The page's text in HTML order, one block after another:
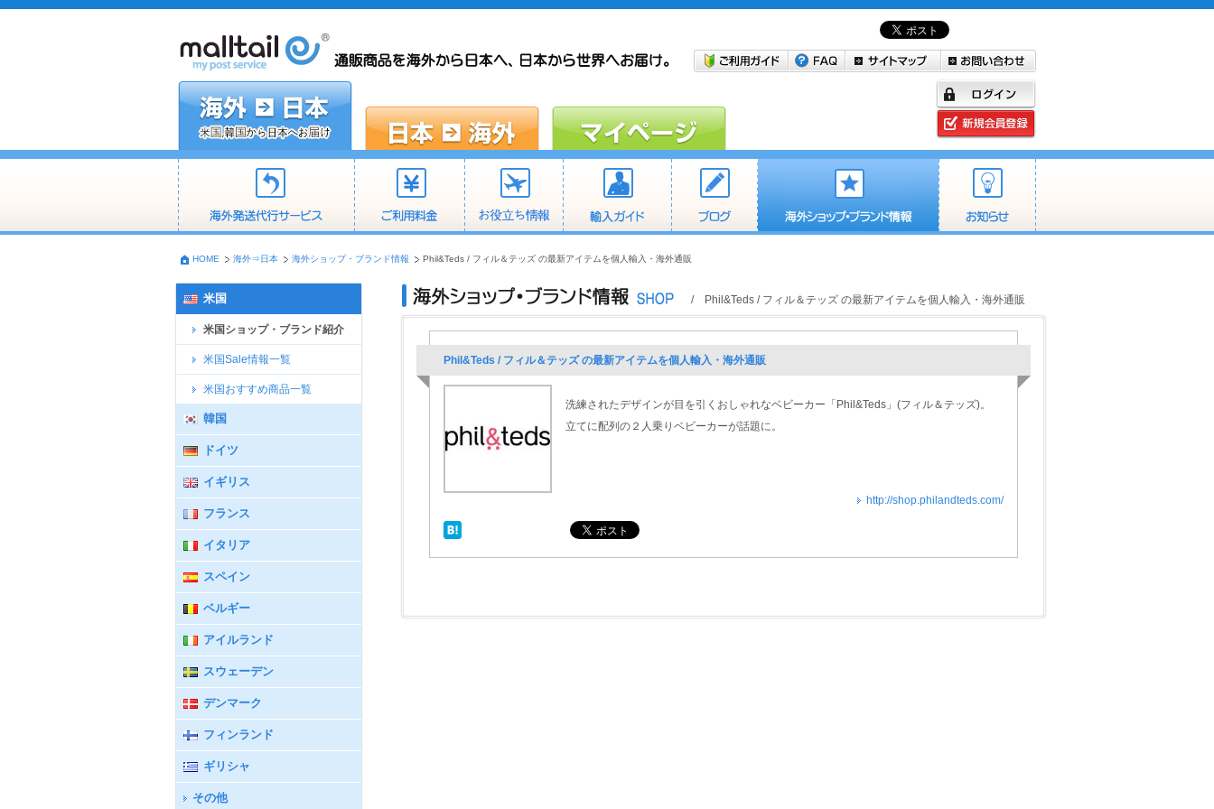
HOME 海外⇒日本 海外ショップ・ブランド情報 Phil&Teds / フィル＆テッズ の最新アイテムを個人輸入・海外通販
米国
米国ショップ・ブランド紹介
米国Sale情報一覧
米国おすすめ商品一覧
韓国
ドイツ
イギリス
フランス
イタリア
スペイン
ベルギー
アイルランド
スウェーデン
デンマーク
フィンランド
ギリシャ
その他
/ Phil&Teds / フィル＆テッズ の最新アイテムを個人輸入・海外通販
Phil&Teds / フィル＆テッズ の最新アイテムを個人輸入・海外通販
洗練されたデザインが目を引くおしゃれなベビーカー「Phil&Teds」(フィル＆テッズ)。
立てに配列の２人乗りベビーカーが話題に。
http://shop.philandteds.com/